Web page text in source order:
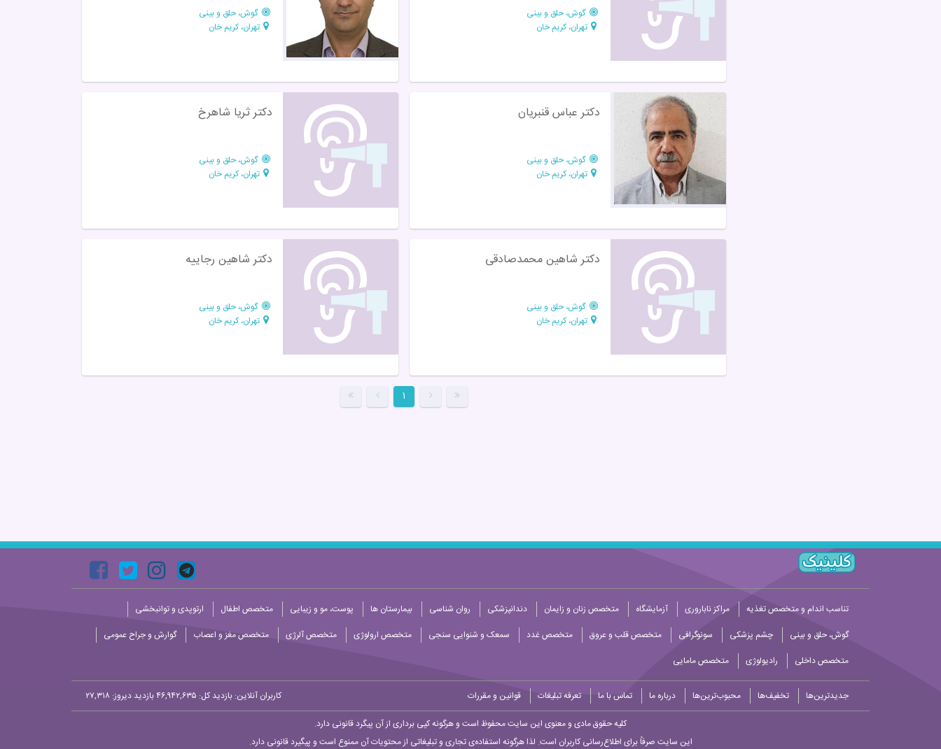
گوش، حلق و بینی
تهران، کریم خان
گوش، حلق و بینی
تهران، کریم خان
دکتر عباس قنبریان
گوش، حلق و بینی
تهران، کریم خان
دکتر ثریا شاهرخ
گوش، حلق و بینی
تهران، کریم خان
دکتر شاهین محمدصادقی
گوش، حلق و بینی
تهران، کریم خان
دکتر شاهین رجاییه
گوش، حلق و بینی
تهران، کریم خان
۱
تناسب اندام و متخصص تغذیه مراکز ناباروری آزمایشگاه متخصص زنان و زایمان دندانپزشکی روان شناسی بیمارستان ها پوست، مو و زیبایی متخصص اطفال
ارتوپدی و توانبخشی
گوش، حلق و بینی
چشم پزشکی سونوگرافی متخصص قلب و عروق متخصص غدد سمعک و شنوایی سنجی متخصص ارولوژی متخصص آلرژی متخصص مغز و اعصاب
گوارش و جراح عمومی
متخصص داخلی
رادیولوژی متخصص مامایی
جدیدترین‌ها تخفیف‌ها محبوب‌ترین‌ها درباره ما تماس با ما تعرفه تبلیغات قوانین و مقررات کاربران آنلاین: بازدید کل: ۴۶,۹۴۲,۶۳۵
بازدید دیروز: ۲۷,۳۱۸
کلیه حقوق مادی و معنوی این سایت محفوظ است و هرگونه کپی برداری از آن پیگرد قانونی دارد.
این سایت صرفاً برای اطلاع‌رسانی کاربران است. لذا هرگونه استفاده‌ی تجاری و تبلیغاتی از محتویات آن ممنوع است و پیگیرد قانونی دارد.